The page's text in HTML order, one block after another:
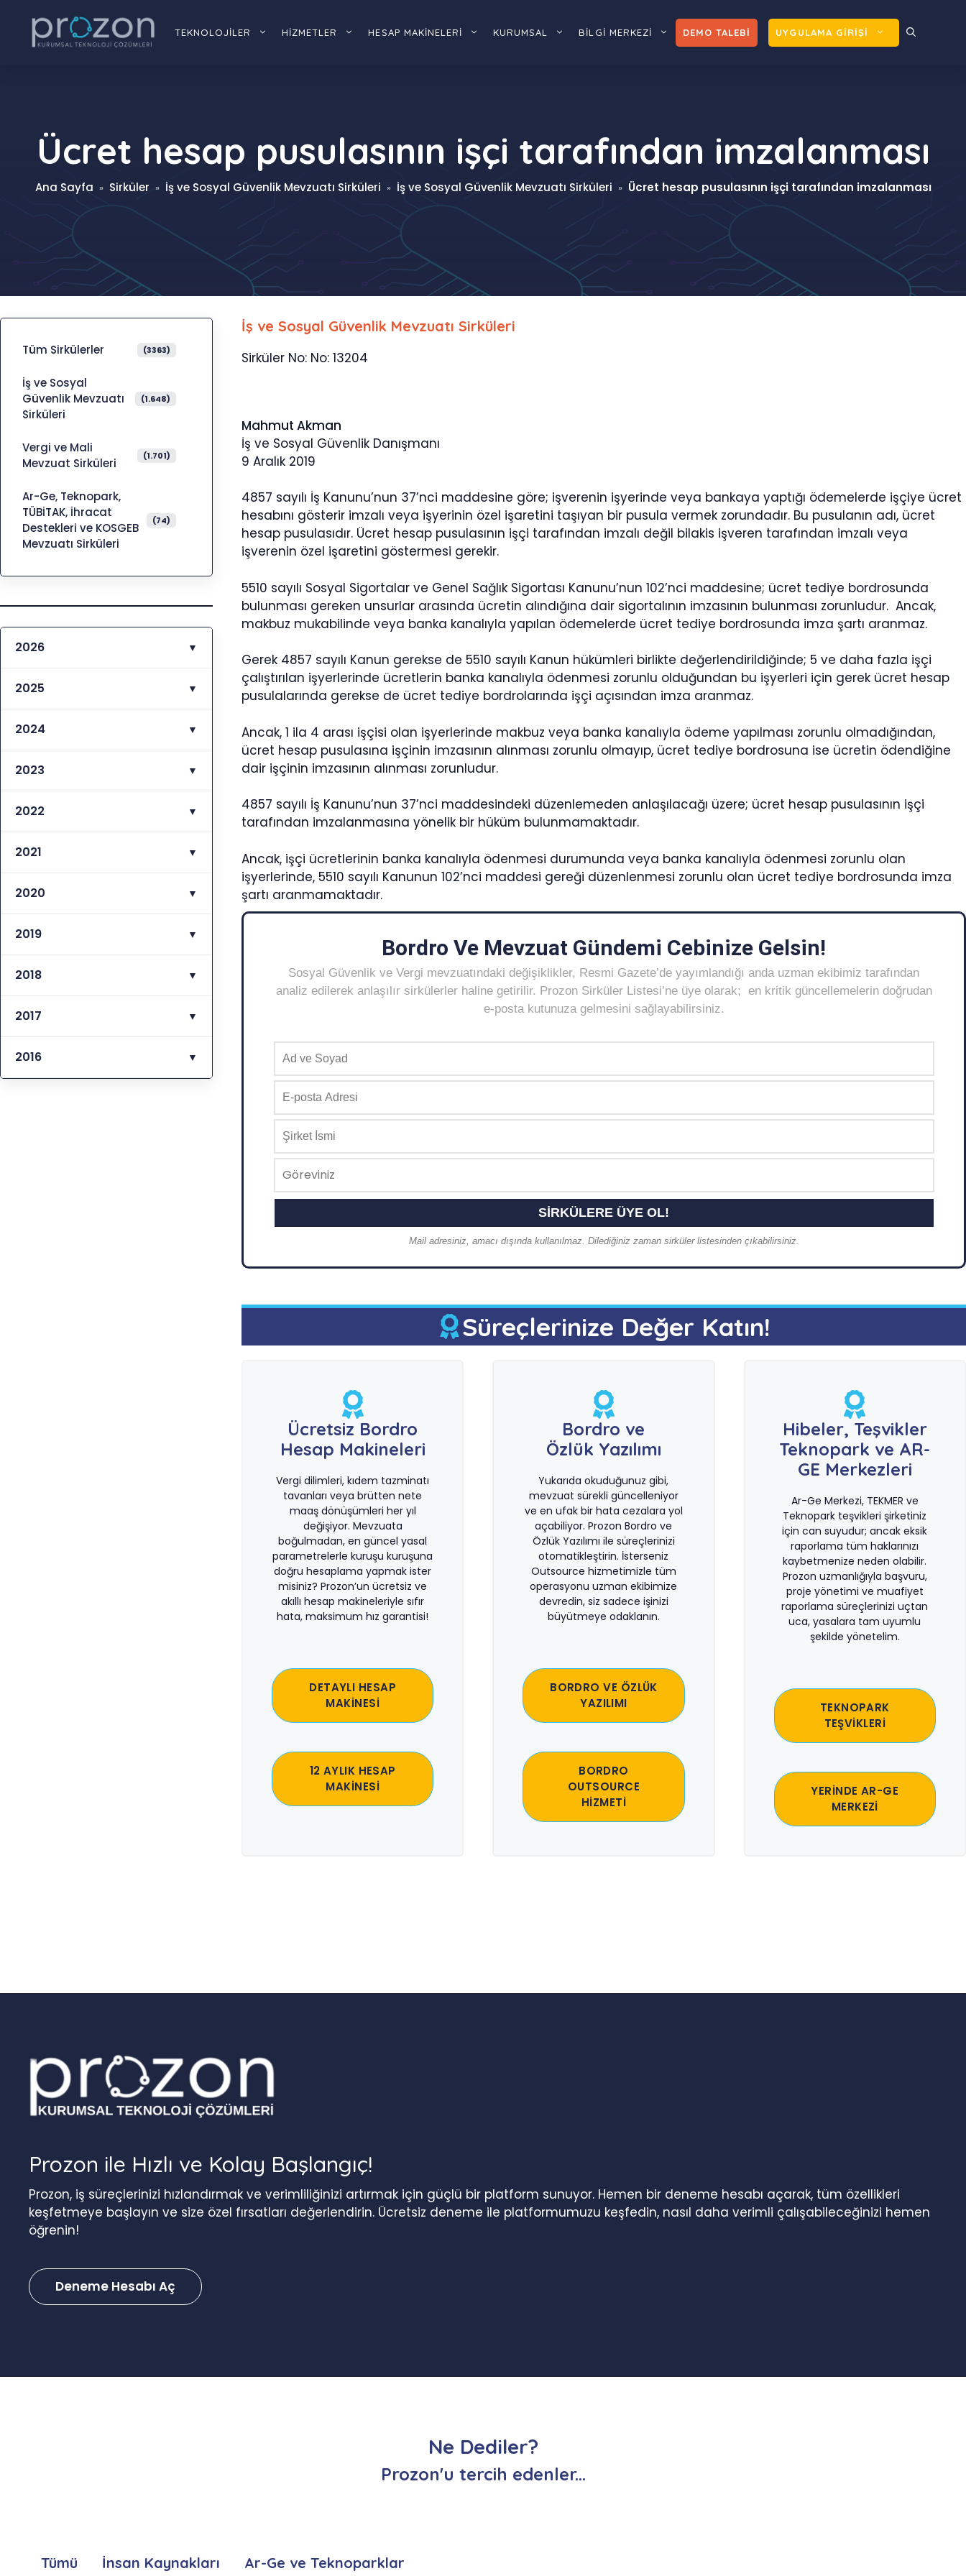
TEKNOLOJİLER HİZMETLER HESAP MAKİNELERİ KURUMSAL BİLGİ MERKEZİ DEMO TALEBİ UYGULAMA GİRİŞİ
Ücret hesap pusulasının işçi tarafından imzalanması
Ana Sayfa » Sirküler » İş ve Sosyal Güvenlik Mevzuatı Sirküleri » İş ve Sosyal Güvenlik Mevzuatı Sirküleri » Ücret hesap pusulasının işçi tarafından imzalanması
İş ve Sosyal Güvenlik Mevzuatı Sirküleri
Sirküler No: No: 13204
Mahmut Akman
İş ve Sosyal Güvenlik Danışmanı
9 Aralık 2019
4857 sayılı İş Kanunu’nun 37’nci maddesine göre; işverenin işyerinde veya bankaya yaptığı ödemelerde işçiye ücret
hesabını gösterir imzalı veya işyerinin özel işaretini taşıyan bir pusula vermek zorundadır. Bu pusulanın adı, ücret
hesap pusulasıdır. Ücret hesap pusulasının işçi tarafından imzalı değil bilakis işveren tarafından imzalı veya
işverenin özel işaretini göstermesi gerekir.
5510 sayılı Sosyal Sigortalar ve Genel Sağlık Sigortası Kanunu’nun 102’nci maddesine; ücret tediye bordrosunda
bulunması gereken unsurlar arasında ücretin alındığına dair sigortalının imzasının bulunması zorunludur. Ancak,
makbuz mukabilinde veya banka kanalıyla yapılan ödemelerde ücret tediye bordrosunda imza şartı aranmaz.
Gerek 4857 sayılı Kanun gerekse de 5510 sayılı Kanun hükümleri birlikte değerlendirildiğinde; 5 ve daha fazla işçi
çalıştırılan işyerlerinde ücretlerin banka kanalıyla ödenmesi zorunlu olduğundan bu işyerleri için gerek ücret hesap
pusulalarında gerekse de ücret tediye bordrolarında işçi açısından imza aranmaz.
Ancak, 1 ila 4 arası işçisi olan işyerlerinde makbuz veya banka kanalıyla ödeme yapılması zorunlu olmadığından,
ücret hesap pusulasına işçinin imzasının alınması zorunlu olmayıp, ücret tediye bordrosuna ise ücretin ödendiğine
dair işçinin imzasının alınması zorunludur.
4857 sayılı İş Kanunu’nun 37’nci maddesindeki düzenlemeden anlaşılacağı üzere; ücret hesap pusulasının işçi
tarafından imzalanmasına yönelik bir hüküm bulunmamaktadır.
Ancak, işçi ücretlerinin banka kanalıyla ödenmesi durumunda veya banka kanalıyla ödenmesi zorunlu olan
işyerlerinde, 5510 sayılı Kanunun 102’nci maddesi gereği düzenlenmesi zorunlu olan ücret tediye bordrosunda imza
şartı aranmamaktadır.
Bordro Ve Mevzuat Gündemi Cebinize Gelsin!
Sosyal Güvenlik ve Vergi mevzuatındaki değişiklikler, Resmi Gazete’de yayımlandığı anda uzman ekibimiz tarafından
analiz edilerek anlaşılır sirkülerler haline getirilir. Prozon Sirküler Listesi’ne üye olarak; en kritik güncellemelerin doğrudan
e-posta kutunuza gelmesini sağlayabilirsiniz.
Mail adresiniz, amacı dışında kullanılmaz. Dilediğiniz zaman sirküler listesinden çıkabilirsiniz.
Süreçlerinize Değer Katın!
Ücretsiz Bordro
Hesap Makineleri
Vergi dilimleri, kıdem tazminatı
tavanları veya brütten nete
maaş dönüşümleri her yıl
değişiyor. Mevzuata
boğulmadan, en güncel yasal
parametrelerle kuruşu kuruşuna
doğru hesaplama yapmak ister
misiniz? Prozon’un ücretsiz ve
akıllı hesap makineleriyle sıfır
hata, maksimum hız garantisi!
DETAYLI HESAP
MAKİNESİ
12 AYLIK HESAP
MAKİNESİ
Bordro ve
Özlük Yazılımı
Yukarıda okuduğunuz gibi,
mevzuat sürekli güncelleniyor
ve en ufak bir hata cezalara yol
açabiliyor. Prozon Bordro ve
Özlük Yazılımı ile süreçlerinizi
otomatikleştirin. İsterseniz
Outsource hizmetimizle tüm
operasyonu uzman ekibimize
devredin, siz sadece işinizi
büyütmeye odaklanın.
BORDRO VE ÖZLÜK
YAZILIMI
BORDRO
OUTSOURCE
HİZMETİ
Hibeler, Teşvikler
Teknopark ve AR-
GE Merkezleri
Ar-Ge Merkezi, TEKMER ve
Teknopark teşvikleri şirketiniz
için can suyudur; ancak eksik
raporlama tüm haklarınızı
kaybetmenize neden olabilir.
Prozon uzmanlığıyla başvuru,
proje yönetimi ve muafiyet
raporlama süreçlerinizi uçtan
uca, yasalara tam uyumlu
şekilde yönetelim.
TEKNOPARK
TEŞVİKLERİ
YERİNDE AR-GE
MERKEZİ
Tüm Sirkülerler (3363)
İş ve Sosyal
Güvenlik Mevzuatı
Sirküleri
(1.648)
Vergi ve Mali
Mevzuat Sirküleri
(1.701)
Ar-Ge, Teknopark,
TÜBİTAK, İhracat
Destekleri ve KOSGEB
Mevzuatı Sirküleri
(74)
2026 ▼
2025 ▼
2024 ▼
2023 ▼
2022 ▼
2021 ▼
2020 ▼
2019 ▼
2018 ▼
2017 ▼
2016 ▼
Prozon ile Hızlı ve Kolay Başlangıç!
Prozon, iş süreçlerinizi hızlandırmak ve verimliliğinizi artırmak için güçlü bir platform sunuyor. Hemen bir deneme hesabı açarak, tüm özellikleri
keşfetmeye başlayın ve size özel fırsatları değerlendirin. Ücretsiz deneme ile platformumuzu keşfedin, nasıl daha verimli çalışabileceğinizi hemen
öğrenin!
Deneme Hesabı Aç
Ne Dediler?
Prozon'u tercih edenler...
Tümü İnsan Kaynakları Ar-Ge ve Teknoparklar